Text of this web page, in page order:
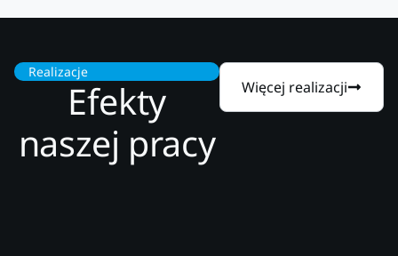
Realizacje
Efekty
naszej pracy
Więcej realizacji